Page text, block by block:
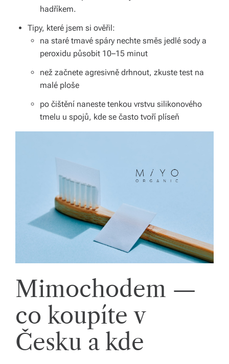
a.
hadříkem.
Tipy, které jsem si ověřil:
na staré tmavé spáry nechte směs jedlé sody a
peroxidu působit 10–15 minut
než začnete agresivně drhnout, zkuste test na
malé ploše
po čištění naneste tenkou vrstvu silikonového
tmelu u spojů, kde se často tvoří plíseň
Mimochodem —
co koupíte v
Česku a kde